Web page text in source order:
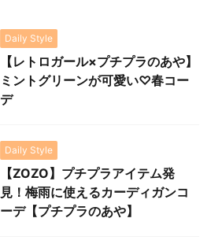
Daily Style
【レトロガール×プチプラのあや】
ミントグリーンが可愛い♡春コー
デ
Daily Style
【ZOZO】プチプラアイテム発
見！梅雨に使えるカーディガンコ
ーデ【プチプラのあや】